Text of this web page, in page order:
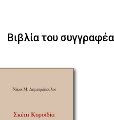
Βιβλία του συγγραφέα